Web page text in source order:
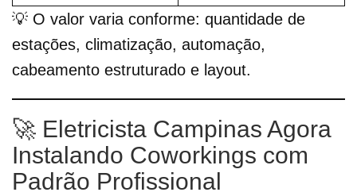
💡 O valor varia conforme: quantidade de
estações, climatização, automação,
cabeamento estruturado e layout.
🚀 Eletricista Campinas Agora
Instalando Coworkings com
Padrão Profissional